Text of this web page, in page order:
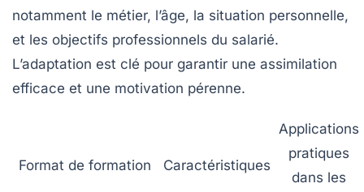
notamment le métier, l’âge, la situation personnelle,
et les objectifs professionnels du salarié.
L’adaptation est clé pour garantir une assimilation
efficace et une motivation pérenne.
Format de formation Caractéristiques
Applications
pratiques
dans les